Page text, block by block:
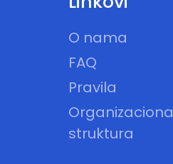
O nama
FAQ
Pravila
Organizaciona
struktura